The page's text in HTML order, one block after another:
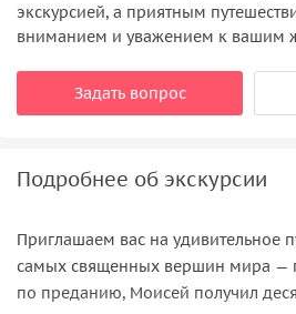
экскурсией, а приятным
вниманием и уважением к вашим
Задать вопрос
Подробнее об экскурсии
Приглашаем вас на удивительное
самых священных вершин мира —
по преданию, Моисей получил